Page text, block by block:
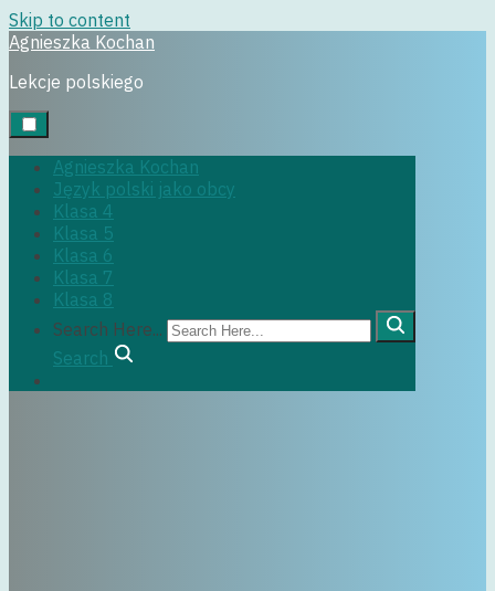
Skip to content
Agnieszka Kochan
Lekcje polskiego
Agnieszka Kochan
Język polski jako obcy
Klasa 4
Klasa 5
Klasa 6
Klasa 7
Klasa 8
Search Here...
Search
Uncategorized